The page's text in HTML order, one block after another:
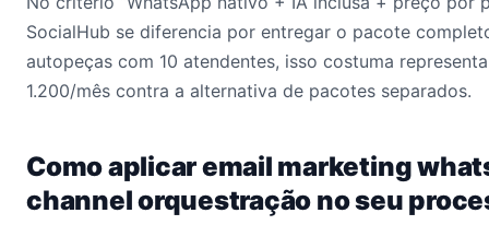
SocialHub se diferencia por entregar o pacote
autopeças com 10 atendentes, isso costuma
1.200/mês contra a alternativa de pacotes separados.
Como aplicar email marketing
channel orquestração no seu